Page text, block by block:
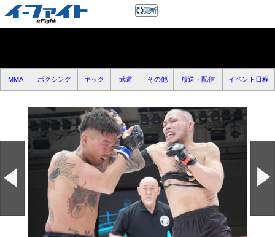
MMA ボクシング キック 武道 その他 放送・配信 イベント日程